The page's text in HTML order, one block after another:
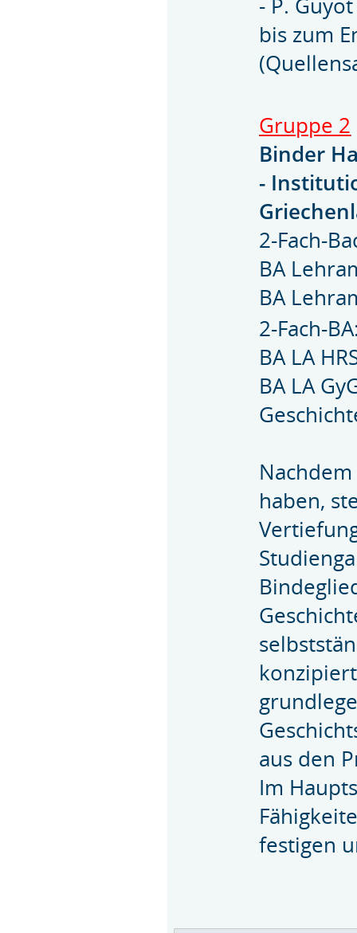
bis zum
Gruppe 2
Binder
-
2-Fach-
BA
BA
2-Fach-
BA LA
BA LA
haben,
aus den
Im
festigen